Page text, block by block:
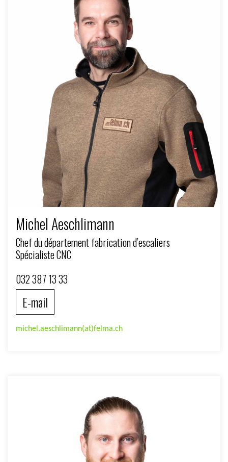
Michel Aeschlimann
Chef du département fabrication d’escaliers
Spécialiste CNC
032 387 13 33
E-mail
michel.aeschlimann(at)felma.ch